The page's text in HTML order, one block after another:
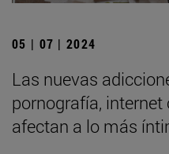
05 | 07 | 2024
Las nuevas
pornografía,
afectan a lo más